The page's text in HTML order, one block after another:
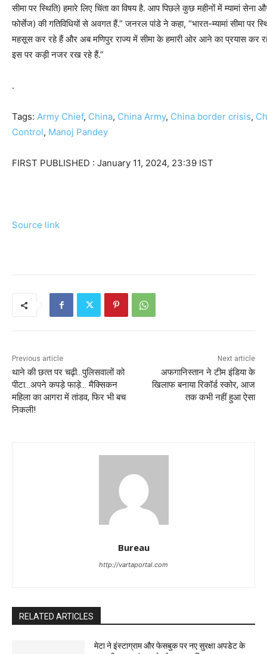
सीमा पर स्थिति) हमारे लिए चिंता का विषय है. आप पिछले कुछ महीनों में म्यामां
फोर्सेज) की गतिविधियों से अवगत हैं.” जनरल पांडे ने कहा, “भारत-म्यामां सीमा पर
महसूस कर रहे हैं और अब मणिपुर राज्य में सीमा के हमारी ओर आने का प्रयास कर
इस पर कड़ी नजर रख रहे हैं.”
.
Tags: Army Chief, China, China Army, China border crisis,
Control, Manoj Pandey
FIRST PUBLISHED : January 11, 2024, 23:39 IST
Source link
Previous article
थाने की छत्‍त पर चढ़ी…पुलिसवालों को
पीटा…अपने कपड़े फाड़े… मैक्सिकन
महिला का आगरा में तांडव, फिर भी बच
निकली!
Next article
अफगानिस्तान ने टीम इंडिया के
खिलाफ बनाया रिकॉर्ड स्कोर, आज
तक कभी नहीं हुआ ऐसा
Bureau
http://vartaportal.com
RELATED ARTICLES
मेटा ने इंस्टाग्राम और फेसबुक पर नए सुरक्षा अपडेट के